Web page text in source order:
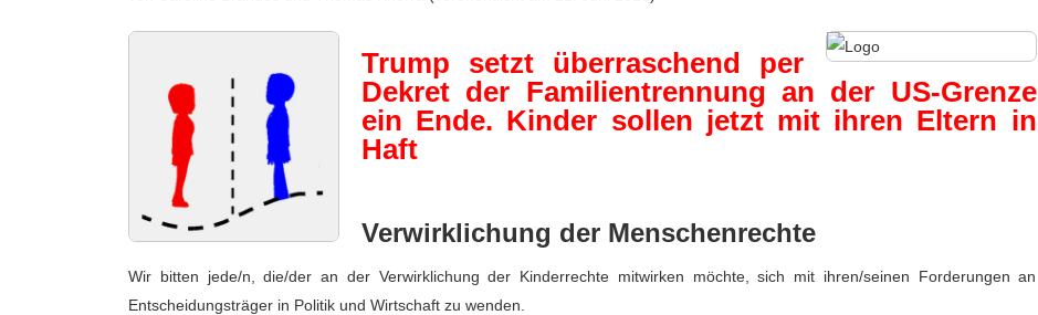
Trump setzt überraschend per
Dekret der Familientrennung an der US-Grenze
ein Ende. Kinder sollen jetzt mit ihren Eltern in
Haft
Verwirklichung der Menschenrechte
Wir bitten jede/n, die/der an der Verwirklichung der Kinderrechte mitwirken möchte, sich mit ihren/seinen Forderungen an
Entscheidungsträger in Politik und Wirtschaft zu wenden.